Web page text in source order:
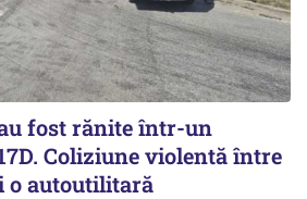
fost rănite într-un
Coliziune violentă între
o autoutilitară